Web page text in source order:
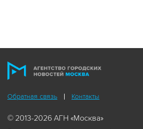
Обратная связь Контакты
© 2013-2026 АГН «Москва»